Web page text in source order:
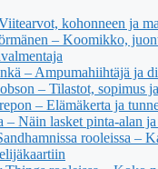
kohonneen ja
– Koomikko,
– Ampumahiihtäjä ja
– Tilastot, sopimus
– Elämäkerta ja
– Näin lasket pinta-alan
rooleissa –